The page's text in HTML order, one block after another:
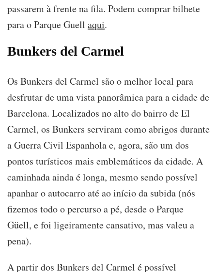
passarem à frente na fila. Podem comprar bilhete
para o Parque Guell aqui.
Bunkers del Carmel
Os Bunkers del Carmel são o melhor local para
desfrutar de uma vista panorâmica para a cidade de
Barcelona. Localizados no alto do bairro de El
Carmel, os Bunkers serviram como abrigos durante
a Guerra Civil Espanhola e, agora, são um dos
pontos turísticos mais emblemáticos da cidade. A
caminhada ainda é longa, mesmo sendo possível
apanhar o autocarro até ao início da subida (nós
fizemos todo o percurso a pé, desde o Parque
Güell, e foi ligeiramente cansativo, mas valeu a
pena).
A partir dos Bunkers del Carmel é possível